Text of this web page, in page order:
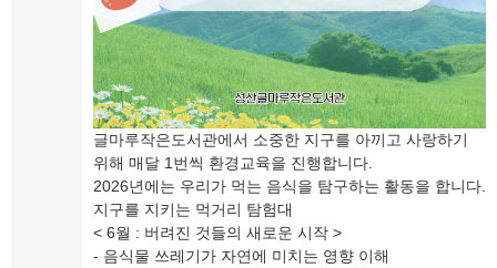
글마루작은도서관에서 소중한 지구를 아끼고 사랑하기
위해 매달 1번씩 환경교육을 진행합니다.
2026년에는 우리가 먹는 음식을 탐구하는 활동을 합니다.
지구를 지키는 먹거리 탐험대
< 6월 : 버려진 것들의 새로운 시작 >
- 음식물 쓰레기가 자연에 미치는 영향 이해